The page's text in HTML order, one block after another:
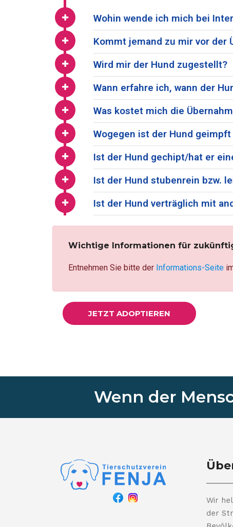
Wohin wende ich mich bei
Kommt jemand zu mir vor der
Wird mir der Hund zugestellt?
Wann erfahre ich, wann der
Was kostet mich die
Wogegen ist der Hund
Ist der Hund gechipt/hat er
Ist der Hund stubenrein bzw.
Ist der Hund verträglich mit
Wichtige Informationen für
Entnehmen Sie bitte der Informations-Seite
JETZT ADOPTIEREN
Wenn der
Wir
der